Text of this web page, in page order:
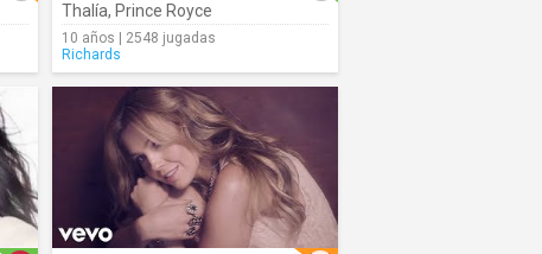
Thalía, Prince Royce
10 años | 2548 jugadas
Richards